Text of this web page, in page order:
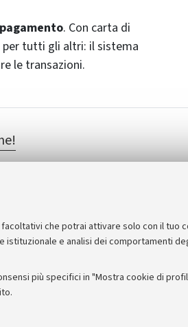
che potrai attivare solo con il tuo
e analisi dei comportamenti
più specifici in "Mostra cookie di
. Con carta di
per tutti gli altri: il sistema
le transazioni.